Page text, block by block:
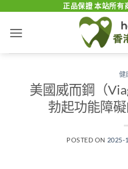
content
正品保證 本站所有
健
美國威而鋼（
勃起功能障
POSTED ON 2025-